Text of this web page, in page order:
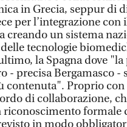
in Grecia, seppur di
per l’integrazione
creando un sistema
tecnologie
la Spagna dove
- precisa Bergamasco
contenuta". Proprio con
di collaborazione,
formale
in modo